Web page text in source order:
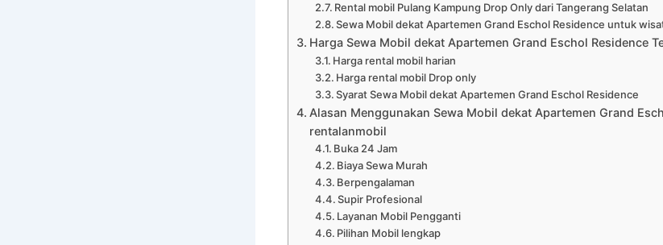
Rental mobil Pulang Kampung Drop Only dari Tangerang Selatan
Sewa Mobil dekat Apartemen Grand Eschol Residence untuk
Harga Sewa Mobil dekat Apartemen Grand Eschol Residence
Harga rental mobil harian
Harga rental mobil Drop only
Syarat Sewa Mobil dekat Apartemen Grand Eschol Residence
Alasan Menggunakan Sewa Mobil dekat Apartemen Grand
rentalanmobil
Buka 24 Jam
Biaya Sewa Murah
Berpengalaman
Supir Profesional
Layanan Mobil Pengganti
Pilihan Mobil lengkap